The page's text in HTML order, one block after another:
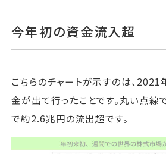
今年初の資金流入超
こちらのチャートが示すのは、
金が出て行ったことです。丸い点線
で約2.6兆円の流出超です。